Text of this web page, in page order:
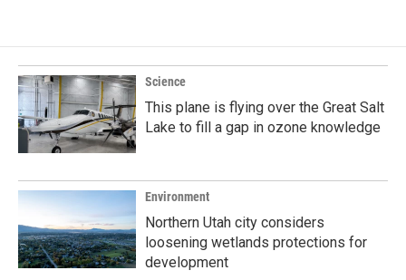
Science
This plane is flying over the Great Salt
Lake to fill a gap in ozone knowledge
Environment
Northern Utah city considers
loosening wetlands protections for
development